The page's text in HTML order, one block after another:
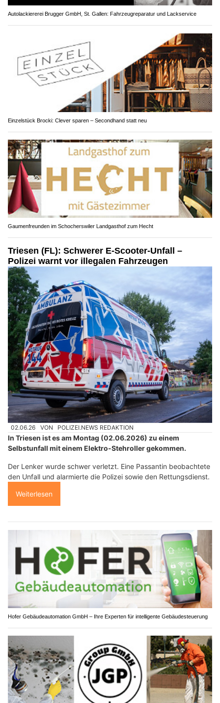
Autolackiererei Brugger GmbH, St. Gallen: Fahrzeugreparatur und Lackservice
Einzelstück Brocki: Clever sparen – Secondhand statt neu
Gaumenfreunden im Schocherswiler Landgasthof zum Hecht
Triesen (FL): Schwerer E-Scooter-Unfall –
Polizei warnt vor illegalen Fahrzeugen
02.06.26 VON POLIZEI.NEWS REDAKTION
In Triesen ist es am Montag (02.06.2026) zu einem
Selbstunfall mit einem Elektro-Stehroller gekommen.
Der Lenker wurde schwer verletzt. Eine Passantin beobachtete
den Unfall und alarmierte die Polizei sowie den Rettungsdienst.
Weiterlesen
Hofer Gebäudeautomation GmbH – Ihre Experten für intelligente Gebäudesteuerung